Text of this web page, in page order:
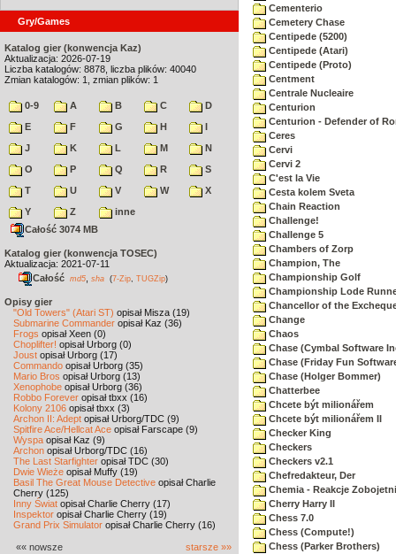
Gry/Games
Katalog gier (konwencja Kaz)
Aktualizacja: 2026-07-19
Liczba katalogów: 8878, liczba plików: 40040
Zmian katalogów: 1, zmian plików: 1
0-9 A B C
D
E
F G H
I
J
K L M
N
O
P Q R
S
T
U V W
X
Y
Z
inne
Całość 3074 MB
Katalog gier (konwencja TOSEC)
Aktualizacja: 2021-07-11
Całość md5 sha (7-Zip TUGZip)
Opisy gier
"Old Towers" (Atari ST) opisał Misza (19)
Submarine Commander opisał Kaz (36)
Frogs opisał Xeen (0)
Choplifter! opisał Urborg (0)
Joust opisał Urborg (17)
Commando opisał Urborg (35)
Mario Bros opisał Urborg (13)
Xenophobe opisał Urborg (36)
Robbo Forever opisał tbxx (16)
Kolony 2106 opisał tbxx (3)
Archon II: Adept opisał Urborg/TDC (9)
Spitfire Ace/Hellcat Ace opisał Farscape (9)
Wyspa opisał Kaz (9)
Archon opisał Urborg/TDC (16)
The Last Starfighter opisał TDC (30)
Dwie Wieże opisał Muffy (19)
Basil The Great Mouse Detective opisał Charlie
Cherry (125)
Inny Świat opisał Charlie Cherry (17)
Inspektor opisał Charlie Cherry (19)
Grand Prix Simulator opisał Charlie Cherry (16)
«« nowsze starsze »»
Cementerio
Cemetery Chase
Centipede (5200)
Centipede (Atari)
Centipede (Proto)
Centment
Centrale Nucleaire
Centurion
Centurion - Defender of
Ceres
Cervi
Cervi 2
C'est la Vie
Cesta kolem Sveta
Chain Reaction
Challenge!
Challenge 5
Chambers of Zorp
Champion, The
Championship Golf
Championship Lode
Chancellor of the
Change
Chaos
Chase (Cymbal Software
Chase (Friday Fun
Chase (Holger Bommer)
Chatterbee
Chcete být milionářem
Chcete být milionářem II
Checker King
Checkers
Checkers v2.1
Chefredakteur, Der
Chemia - Reakcje
Cherry Harry II
Chess 7.0
Chess (Compute!)
Chess (Parker Brothers)